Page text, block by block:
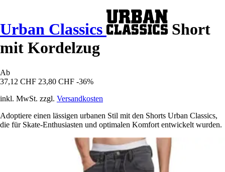
Urban Classics
Short
mit Kordelzug
Ab
37,12 CHF 23,80 CHF -36%
inkl. MwSt. zzgl. Versandkosten
Adoptiere einen lässigen urbanen Stil mit den Shorts Urban Classics,
die für Skate-Enthusiasten und optimalen Komfort entwickelt wurden.